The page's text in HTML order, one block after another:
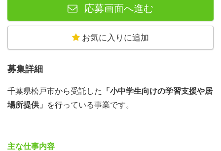
応募画面へ進む
お気に入りに追加
募集詳細
千葉県松戸市から受託した
「小中学生向けの学習支援や居
場所提供」
を行っている事業です。
主な仕事内容